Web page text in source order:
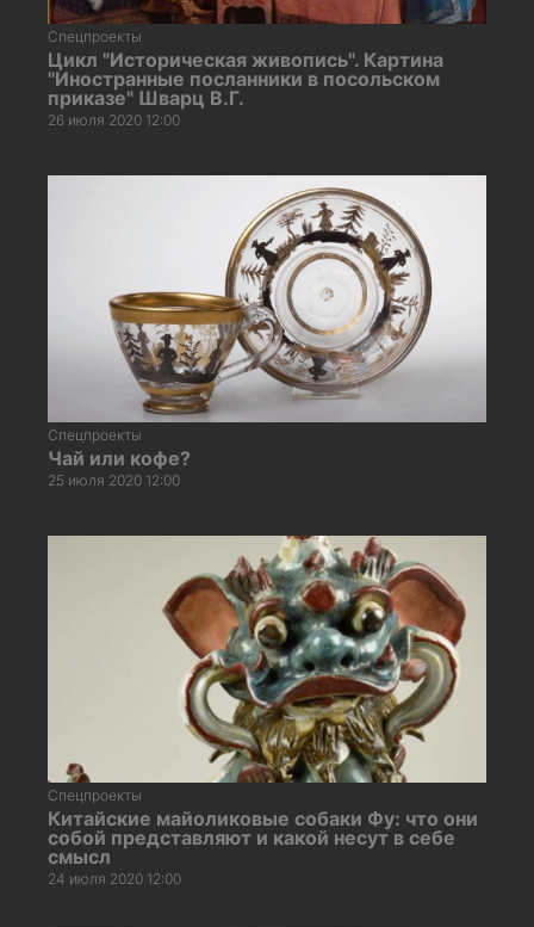
Спецпроекты
Цикл "Историческая живопись". Картина
"Иностранные посланники в посольском
приказе" Шварц В.Г.
26 июля 2020 12:00
Спецпроекты
Чай или кофе?
25 июля 2020 12:00
Спецпроекты
Китайские майоликовые собаки Фу: что они
собой представляют и какой несут в себе
смысл
24 июля 2020 12:00